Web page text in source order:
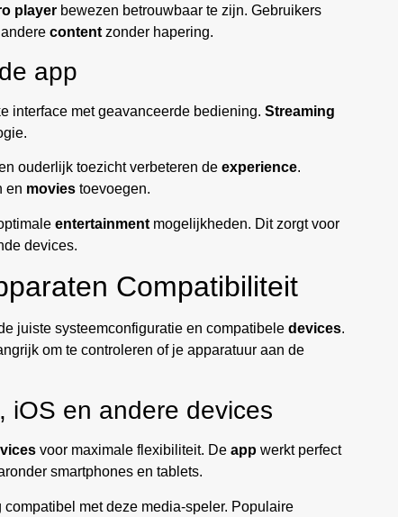
player bewezen betrouwbaar te zijn. Gebruikers
contentzonder hapering.
app
interface met geavanceerde bediening. Streaming
ouderlijk toezicht verbeteren de experience.
en movies toevoegen.
entertainment mogelijkheden. Dit zorgt voor
devices.
Compatibiliteit
juiste systeemconfiguratie en compatibele devices.
om te controleren of je apparatuur aan de
iOS en andere devices
voor maximale flexibiliteit. De app werkt perfect
smartphones en tablets.
met deze media-speler. Populaire